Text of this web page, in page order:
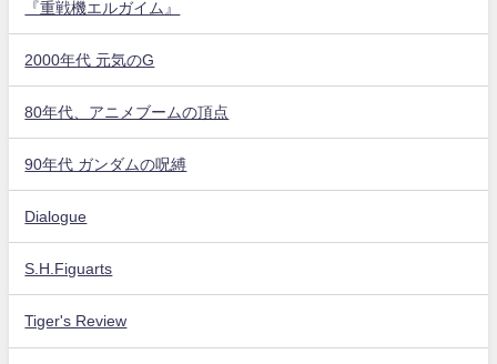
『重戦機エルガイム』
2000年代 元気のG
80年代、アニメブームの頂点
90年代 ガンダムの呪縛
Dialogue
S.H.Figuarts
Tiger's Review